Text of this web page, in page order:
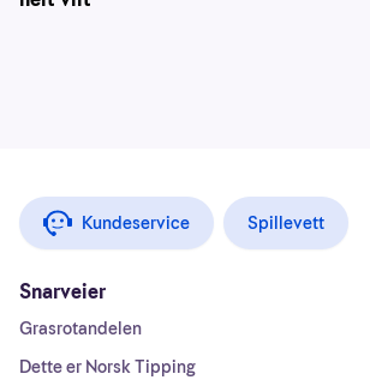
Kundeservice Spillevett
Snarveier
Grasrotandelen
Dette er Norsk Tipping